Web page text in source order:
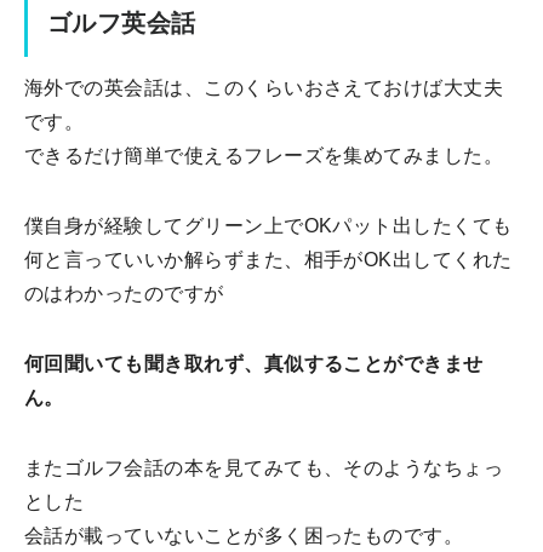
ゴルフ英会話
海外での英会話は、このくらいおさえておけば大丈夫
です。
できるだけ簡単で使えるフレーズを集めてみました。
僕自身が経験してグリーン上でOKパット出したくても
何と言っていいか解らずまた、相手がOK出してくれた
のはわかったのですが
何回 聞いても聞き取れず、真似することができませ
ん。
またゴルフ会話の本を見てみても、そのようなちょっ
とした
会話が載っていないことが多く困ったものです。